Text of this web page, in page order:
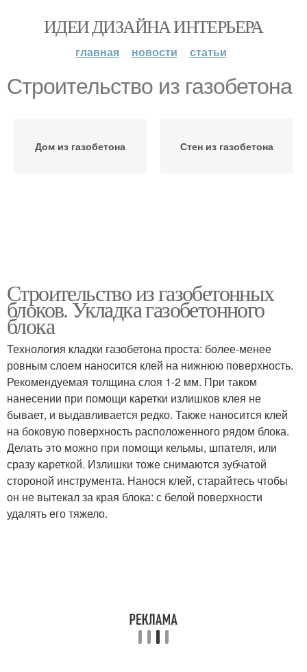
ИДЕИ ДИЗАЙНА ИНТЕРЬЕРА
главная новости статьи
Строительство из газобетона
Дом из газобетона Стен из газобетона
Строительство из газобетонных
блоков. Укладка газобетонного
блока
Технология кладки газобетона проста: более-менее
ровным слоем наносится клей на нижнюю поверхность.
Рекомендуемая толщина слоя 1-2 мм. При таком
нанесении при помощи каретки излишков клея не
бывает, и выдавливается редко. Также наносится клей
на боковую поверхность расположенного рядом блока.
Делать это можно при помощи кельмы, шпателя, или
сразу кареткой. Излишки тоже снимаются зубчатой
стороной инструмента. Нанося клей, старайтесь чтобы
он не вытекал за края блока: с белой поверхности
удалять его тяжело.